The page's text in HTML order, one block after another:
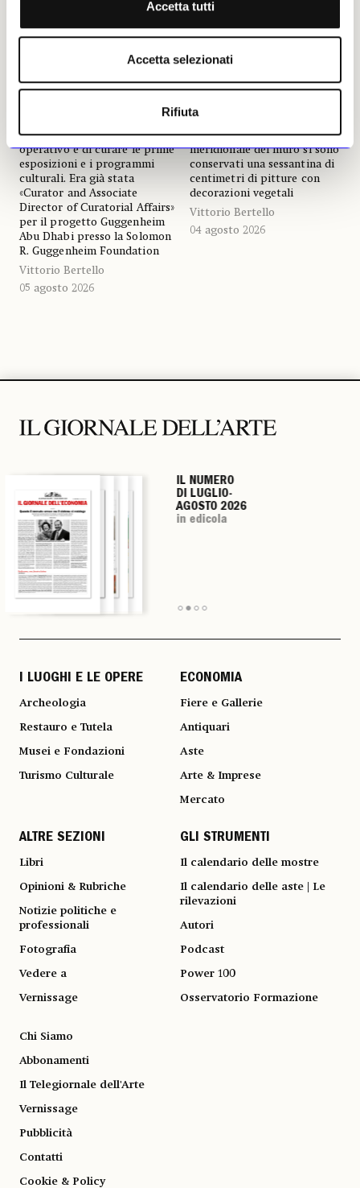
Accetta tutti
Accetta selezionati
Rifiuta
ARTE CONTEMPORANEA
Nominata la direttrice
Guggenheim Abu Dhabi: è
Valerie Hillings
Alla neonominata verrà chiesto
museo, di coordinarne l’avvio
operativo e di curare le prime
esposizioni e i programmi
culturali. Era già stata
«Curator and Associate
Director of Curatorial Affairs»
per il progetto Guggenheim
Abu Dhabi presso la Solomon
R. Guggenheim Foundation
Vittorio Bertello
05 agosto 2026
NEWS
Scoperti a Lucca i resti di
un edificio romano del I-II
secolo d.C. con intonaci
dipinti
Ha colpito gli archeologi lo
stato di conservazione dei suoi
rivestimenti: sul lato
meridionale del muro si sono
conservati una sessantina di
centimetri di pitture con
decorazioni vegetali
Vittorio Bertello
04 agosto 2026
IL NUMERO
DI LUGLIO-
AGOSTO 2026
in edicola
IL NUMERO
DI LUGLIO-
AGOSTO 2026
in edicola
IL NUMERO
DI LUGLIO-
AGOSTO 2026
in edicola
IL NUMERO
DI LUGLIO-
AGOSTO 2026
in edicola
I LUOGHI E LE OPERE
Archeologia
Restauro e Tutela
Musei e Fondazioni
Turismo Culturale
ECONOMIA
Fiere e Gallerie
Antiquari
Aste
Arte & Imprese
Mercato
ALTRE SEZIONI
Libri
Opinioni & Rubriche
Notizie politiche e
professionali
Fotografia
Vedere a
Vernissage
GLI STRUMENTI
Il calendario delle mostre
Il calendario delle aste | Le
rilevazioni
Autori
Podcast
Power 100
Osservatorio Formazione
Chi Siamo
Abbonamenti
Il Telegiornale dell'Arte
Vernissage
Pubblicità
Contatti
Cookie & Policy